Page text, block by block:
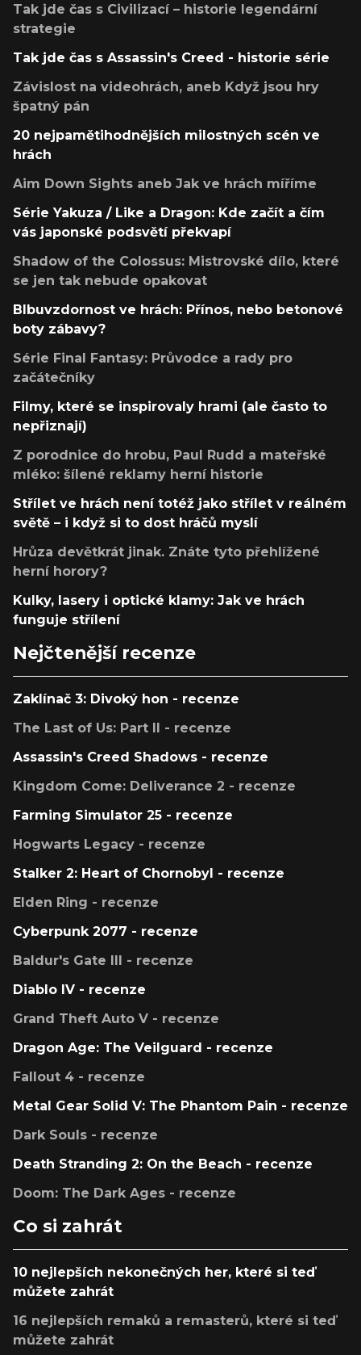
Tak jde čas s Civilizací – historie legendární
strategie
Tak jde čas s Assassin's Creed - historie série
Závislost na videohrách, aneb Když jsou hry
špatný pán
20 nejpamětihodnějších milostných scén ve
hrách
Aim Down Sights aneb Jak ve hrách míříme
Série Yakuza / Like a Dragon: Kde začít a čím
vás japonské podsvětí překvapí
Shadow of the Colossus: Mistrovské dílo, které
se jen tak nebude opakovat
Blbuvzdornost ve hrách: Přínos, nebo betonové
boty zábavy?
Série Final Fantasy: Průvodce a rady pro
začátečníky
Filmy, které se inspirovaly hrami (ale často to
nepřiznají)
Z porodnice do hrobu, Paul Rudd a mateřské
mléko: šílené reklamy herní historie
Střílet ve hrách není totéž jako střílet v reálném
světě – i když si to dost hráčů myslí
Hrůza devětkrát jinak. Znáte tyto přehlížené
herní horory?
Kulky, lasery i optické klamy: Jak ve hrách
funguje střílení
Nejčtenější recenze
Zaklínač 3: Divoký hon - recenze
The Last of Us: Part II - recenze
Assassin's Creed Shadows - recenze
Kingdom Come: Deliverance 2 - recenze
Farming Simulator 25 - recenze
Hogwarts Legacy - recenze
Stalker 2: Heart of Chornobyl - recenze
Elden Ring - recenze
Cyberpunk 2077 - recenze
Baldur's Gate III - recenze
Diablo IV - recenze
Grand Theft Auto V - recenze
Dragon Age: The Veilguard - recenze
Fallout 4 - recenze
Metal Gear Solid V: The Phantom Pain - recenze
Dark Souls - recenze
Death Stranding 2: On the Beach - recenze
Doom: The Dark Ages - recenze
Co si zahrát
10 nejlepších nekonečných her, které si teď
můžete zahrát
16 nejlepších remaků a remasterů, které si teď
můžete zahrát